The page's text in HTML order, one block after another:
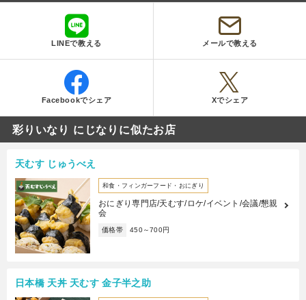
LINEで教える メールで教える
Facebookでシェア Xでシェア
彩りいなり にじなりに似たお店
天むす じゅうべえ
和食・フィンガーフード・おにぎり
おにぎり専門店/天むす/ロケ/イベント/会議/懇親
会
価格帯 450～700円
日本橋 天丼 天むす 金子半之助